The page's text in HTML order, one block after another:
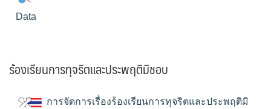
Data
ร้องเรียนการทุจริตและประพฤติมิชอบ
การจัดการเรื่องร้องเรียนการทุจริตและประพฤติมิ